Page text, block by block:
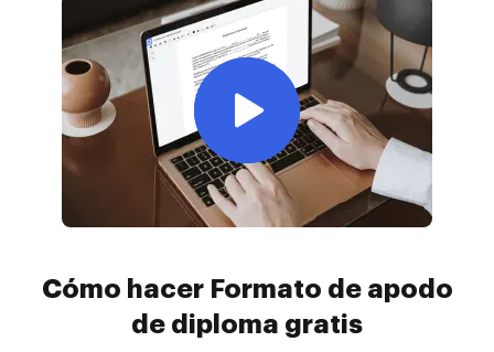
Cómo hacer Formato de apodo
de diploma gratis